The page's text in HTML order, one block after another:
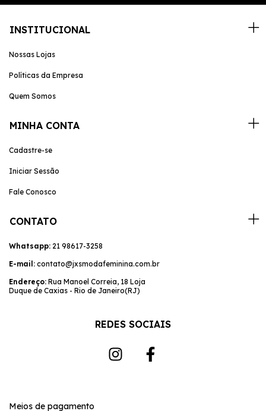
INSTITUCIONAL
Nossas Lojas
Políticas da Empresa
Quem Somos
MINHA CONTA
Cadastre-se
Iniciar Sessão
Fale Conosco
CONTATO
Whatsapp: 21 98617-3258
E-mail: contato@jxsmodafeminina.com.br
Endereço: Rua Manoel Correia, 18 Loja
Duque de Caxias - Rio de Janeiro(RJ)
REDES SOCIAIS
Meios de pagamento